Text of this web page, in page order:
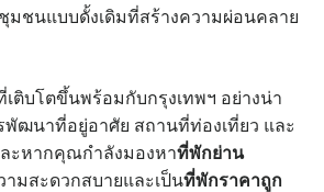
มชนแบบดั้งเดิมที่สร้างความผ่อนคลาย
ติบโตขึ้นพร้อมกับกรุงเทพฯ อย่างน่า
พัฒนาที่อยู่อาศัย สถานที่ท่องเที่ยว และ
ะหากคุณกำลังมองหาที่พักย่าน
มสะดวกสบายและเป็นที่พักราคาถูก